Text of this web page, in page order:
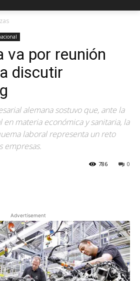
va por reunión
discutir
alemana sostuvo que, ante la
materia económica y sanitaria, la
laboral representa un reto
empresas.
0
786
Advertisement